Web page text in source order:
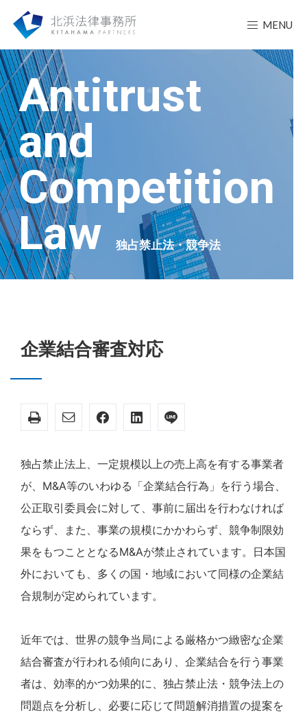
MENU
Antitrust
and
Competition
Law
独占禁止法・競争法
企業結合審査対応
独占禁止法上、一定規模以上の売上高を有する事業者
が、M&A等のいわゆる「企業結合行為」を行う場合、
公正取引委員会に対して、事前に届出を行わなければ
ならず、また、事業の規模にかかわらず、競争制限効
果をもつこととなるM&Aが禁止されています。日本国
外においても、多くの国・地域において同様の企業結
合規制が定められています。
近年では、世界の競争当局による厳格かつ緻密な企業
結合審査が行われる傾向にあり、企業結合を行う事業
者は、効率的かつ効果的に、独占禁止法・競争法上の
問題点を分析し、必要に応じて問題解消措置の提案を